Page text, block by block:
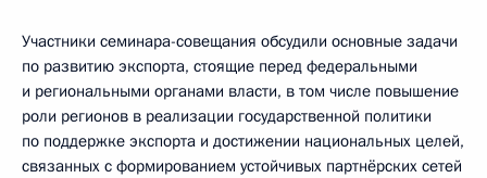
Участники семинара-совещания обсудили основные задачи
по развитию экспорта, стоящие перед федеральными
и региональными органами власти, в том числе повышение
роли регионов в реализации государственной политики
по поддержке экспорта и достижении национальных целей,
связанных с формированием устойчивых партнёрских сетей